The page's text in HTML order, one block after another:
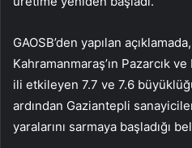
GAOSB’den yapılan
Kahramanmaraş’ın Pazarcık
ili etkileyen 7.7 ve 7.6
ardından Gaziantepli
yaralarını sarmaya başladığı